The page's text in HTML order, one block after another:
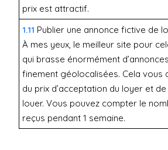
prix est attractif.
1.11 Publier une annonce fictive de
À mes yeux, le meilleur site pour
qui brasse énormément
finement géolocalisées. Cela vous
du prix d’acceptation du loyer et
louer. Vous pouvez compter le
reçus pendant 1 semaine.